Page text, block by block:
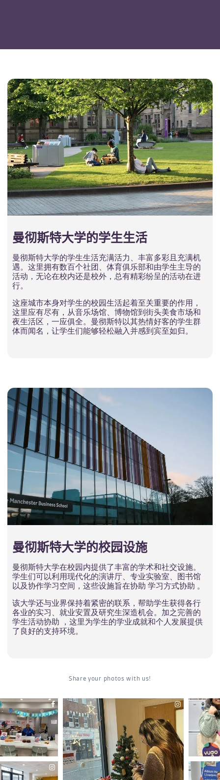
曼彻斯特大学的学生生活
曼彻斯特大学的学生生活充满活力、丰富多彩且充满机
遇。这里拥有数百个社团、体育俱乐部和由学生主导的
活动，无论在校内还是校外，总有精彩纷呈的活动在进
行。
这座城市本身对学生的校园生活起着至关重要的作用，
这里应有尽有，从音乐场馆、博物馆到街头美食市场和
夜生活区，一应俱全。曼彻斯特以其热情好客的学生群
体而闻名，让学生们能够轻松融入并感到宾至如归。
曼彻斯特大学的校园设施
曼彻斯特大学在校园内提供了丰富的学术和社交设施。
学生们可以利用现代化的演讲厅、专业实验室、图书馆
以及协作学习空间，这些设施旨在协助 学习方式协助 。
该大学还与业界保持着紧密的联系，帮助学生获得各行
各业的实习、就业安置及研究生深造机会。加之完善的
学生活动协助 ，这里为学生的学业成就和个人发展提供
了良好的支持环境。